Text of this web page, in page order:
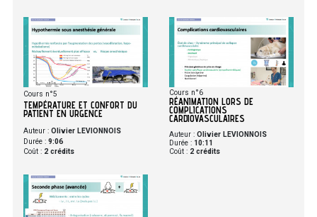
Cours n°5
TEMPÉRATURE ET CONFORT DU
PATIENT EN URGENCE
Auteur :Olivier LEVIONNOIS
Durée :9:06
Coût : 2 crédits
Cours n°6
RÉANIMATION LORS DE
COMPLICATIONS
CARDIOVASCULAIRES
Auteur : Olivier LEVIONNOIS
Durée : 10:11
Coût : 2 crédits